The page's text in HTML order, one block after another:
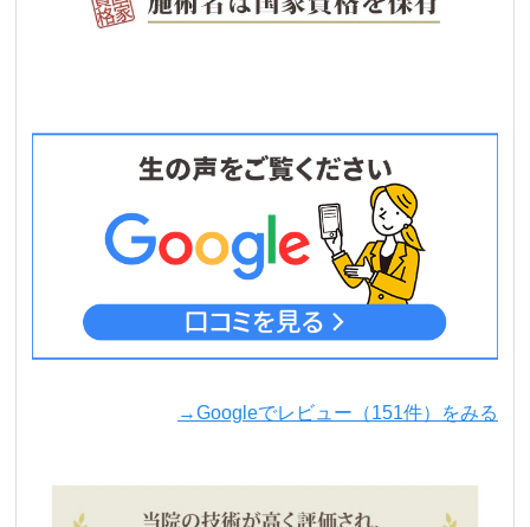
→Googleでレビュー（151件）をみる